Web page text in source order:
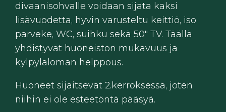
divaanisohvalle voidaan sijata kaksi
lisävuodetta, hyvin varusteltu keittiö, iso
parveke, WC, suihku sekä 50" TV. Täällä
yhdistyvät huoneiston mukavuus ja
kylpyläloman helppous.
Huoneet sijaitsevat 2.kerroksessa, joten
niihin ei ole esteetöntä pääsyä.